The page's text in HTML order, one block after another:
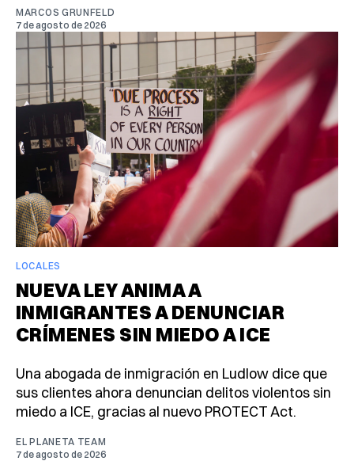
MARCOS GRUNFELD
7 de agosto de 2026
LOCALES
NUEVA LEY ANIMA A
INMIGRANTES A DENUNCIAR
CRÍMENES SIN MIEDO A ICE
Una abogada de inmigración en Ludlow dice que
sus clientes ahora denuncian delitos violentos sin
miedo a ICE, gracias al nuevo PROTECT Act.
EL PLANETA TEAM
7 de agosto de 2026